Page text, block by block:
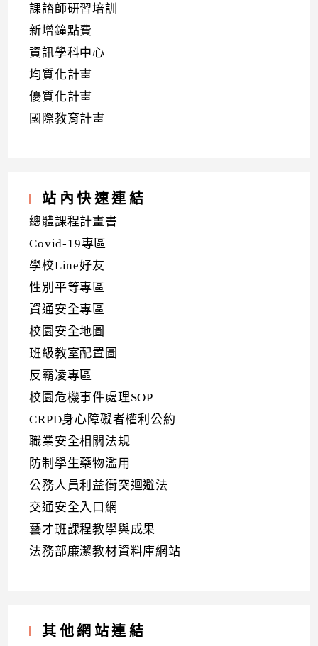
課諮師研習培訓
新增鐘點費
資訊學科中心
均質化計畫
優質化計畫
國際教育計畫
站內快速連結
總體課程計畫書
Covid-19專區
學校Line好友
性別平等專區
資通安全專區
校園安全地圖
班級教室配置圖
反霸凌專區
校園危機事件處理SOP
CRPD身心障礙者權利公約
職業安全相關法規
防制學生藥物濫用
公務人員利益衝突迴避法
交通安全入口網
藝才班課程教學與成果
法務部廉潔教材資料庫網站
其他網站連結